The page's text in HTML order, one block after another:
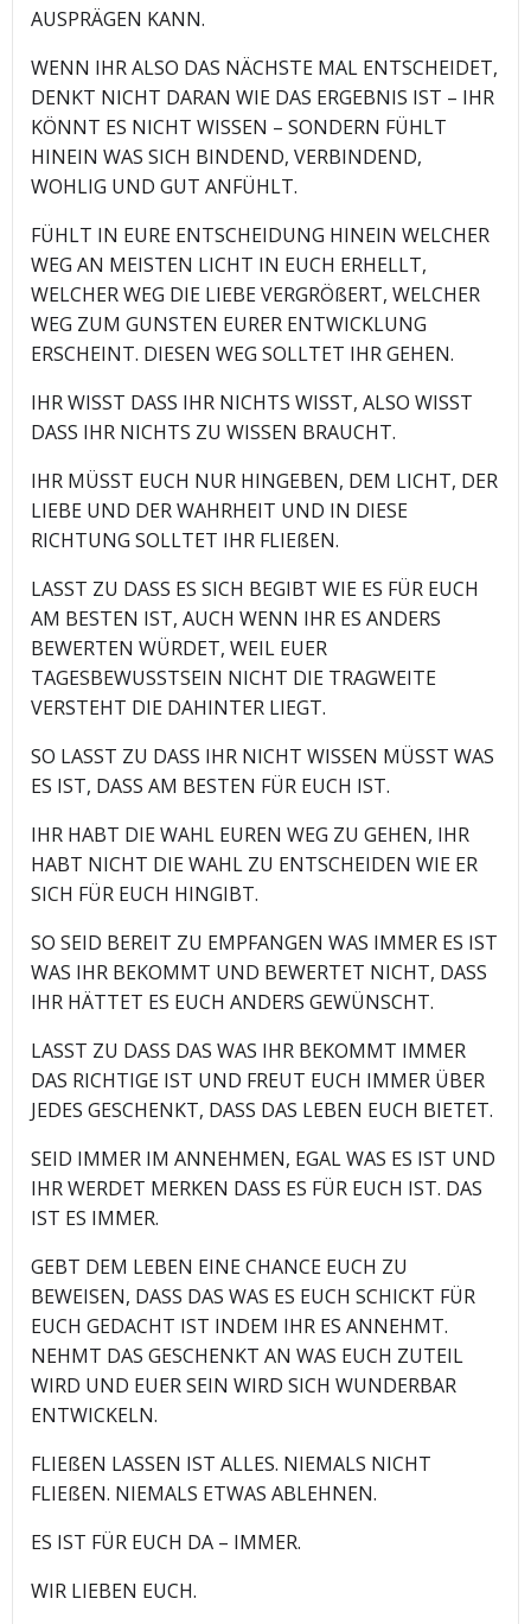
AUSPRÄGEN KANN.
WENN IHR ALSO DAS NÄCHSTE MAL ENTSCHEIDET,
DENKT NICHT DARAN WIE DAS ERGEBNIS IST – IHR
KÖNNT ES NICHT WISSEN – SONDERN FÜHLT
HINEIN WAS SICH BINDEND, VERBINDEND,
WOHLIG UND GUT ANFÜHLT.
FÜHLT IN EURE ENTSCHEIDUNG HINEIN WELCHER
WEG AN MEISTEN LICHT IN EUCH ERHELLT,
WELCHER WEG DIE LIEBE VERGRÖßERT, WELCHER
WEG ZUM GUNSTEN EURER ENTWICKLUNG
ERSCHEINT. DIESEN WEG SOLLTET IHR GEHEN.
IHR WISST DASS IHR NICHTS WISST, ALSO WISST
DASS IHR NICHTS ZU WISSEN BRAUCHT.
IHR MÜSST EUCH NUR HINGEBEN, DEM LICHT, DER
LIEBE UND DER WAHRHEIT UND IN DIESE
RICHTUNG SOLLTET IHR FLIEßEN.
LASST ZU DASS ES SICH BEGIBT WIE ES FÜR EUCH
AM BESTEN IST, AUCH WENN IHR ES ANDERS
BEWERTEN WÜRDET, WEIL EUER
TAGESBEWUSSTSEIN NICHT DIE TRAGWEITE
VERSTEHT DIE DAHINTER LIEGT.
SO LASST ZU DASS IHR NICHT WISSEN MÜSST WAS
ES IST, DASS AM BESTEN FÜR EUCH IST.
IHR HABT DIE WAHL EUREN WEG ZU GEHEN, IHR
HABT NICHT DIE WAHL ZU ENTSCHEIDEN WIE ER
SICH FÜR EUCH HINGIBT.
SO SEID BEREIT ZU EMPFANGEN WAS IMMER ES IST
WAS IHR BEKOMMT UND BEWERTET NICHT, DASS
IHR HÄTTET ES EUCH ANDERS GEWÜNSCHT.
LASST ZU DASS DAS WAS IHR BEKOMMT IMMER
DAS RICHTIGE IST UND FREUT EUCH IMMER ÜBER
JEDES GESCHENKT, DASS DAS LEBEN EUCH BIETET.
SEID IMMER IM ANNEHMEN, EGAL WAS ES IST UND
IHR WERDET MERKEN DASS ES FÜR EUCH IST. DAS
IST ES IMMER.
GEBT DEM LEBEN EINE CHANCE EUCH ZU
BEWEISEN, DASS DAS WAS ES EUCH SCHICKT FÜR
EUCH GEDACHT IST INDEM IHR ES ANNEHMT.
NEHMT DAS GESCHENKT AN WAS EUCH ZUTEIL
WIRD UND EUER SEIN WIRD SICH WUNDERBAR
ENTWICKELN.
FLIEßEN LASSEN IST ALLES. NIEMALS NICHT
FLIEßEN. NIEMALS ETWAS ABLEHNEN.
ES IST FÜR EUCH DA – IMMER.
WIR LIEBEN EUCH.